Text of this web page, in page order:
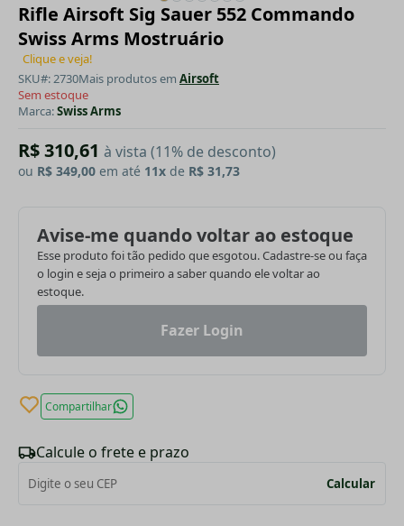
Rifle Airsoft Sig Sauer 552 Commando
Swiss Arms Mostruário
Clique e veja!
SKU#: 2730Mais produtos em Airsoft
Sem estoque
Marca:Swiss Arms
R$ 310,61 à vista (11% de desconto)
ou R$ 349,00 em até 11x de R$ 31,73
Avise-me quando voltar ao estoque
Esse produto foi tão pedido que esgotou. Cadastre-se ou faça
o login e seja o primeiro a saber quando ele voltar ao
estoque.
Fazer Login
Compartilhar
Calcule o frete e prazo
Calcular